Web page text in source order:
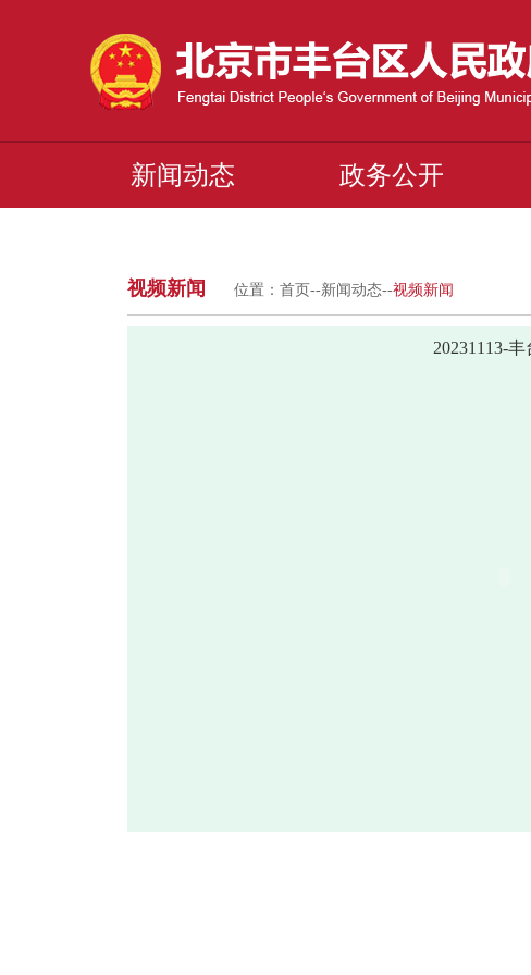
新闻动态 政务公开
视频新闻 位置： 首页 --新闻动态--视频新闻
20231113-